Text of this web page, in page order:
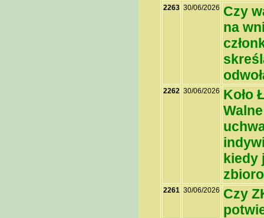
2263 30/06/2026 Czy
na
2262 30/06/2026 Koło
kiedy
2261 30/06/2026 Czy